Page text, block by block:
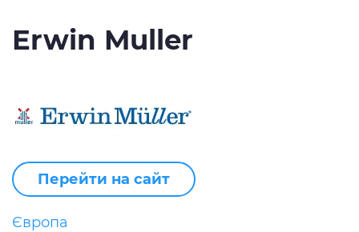
Erwin Muller
Перейти на сайт
Європа